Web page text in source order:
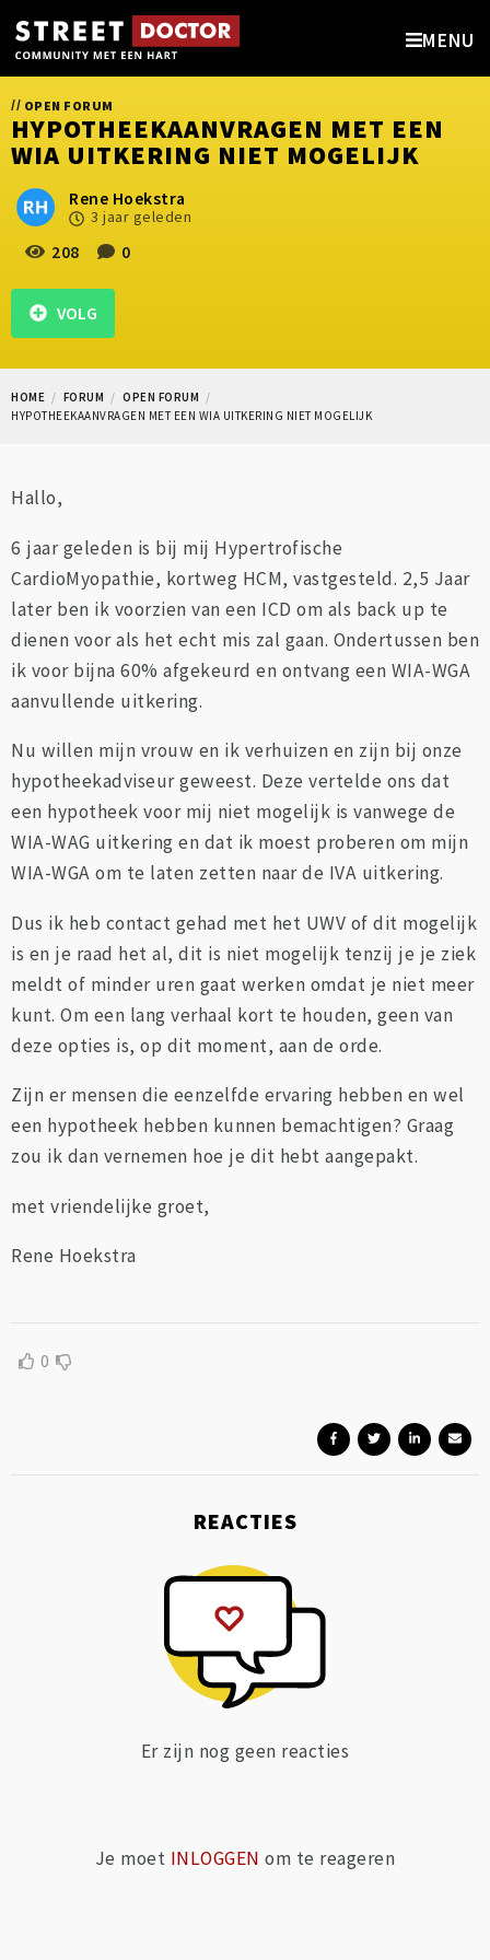
MENU
// OPEN FORUM
HYPOTHEEKAANVRAGEN MET EEN
WIA UITKERING NIET MOGELIJK
Rene Hoekstra
3 jaar geleden
208 0
VOLG
HOME FORUM
OPEN FORUM
HYPOTHEEKAANVRAGEN MET EEN WIA UITKERING NIET MOGELIJK
Hallo,
6 jaar geleden is bij mij Hypertrofische
CardioMyopathie, kortweg HCM, vastgesteld. 2,5 Jaar
later ben ik voorzien van een ICD om als back up te
dienen voor als het echt mis zal gaan. Ondertussen ben
ik voor bijna 60% afgekeurd en ontvang een WIA-WGA
aanvullende uitkering.
Nu willen mijn vrouw en ik verhuizen en zijn bij onze
hypotheekadviseur geweest. Deze vertelde ons dat
een hypotheek voor mij niet mogelijk is vanwege de
WIA-WAG uitkering en dat ik moest proberen om mijn
WIA-WGA om te laten zetten naar de IVA uitkering.
Dus ik heb contact gehad met het UWV of dit mogelijk
is en je raad het al, dit is niet mogelijk tenzij je je ziek
meldt of minder uren gaat werken omdat je niet meer
kunt. Om een lang verhaal kort te houden, geen van
deze opties is, op dit moment, aan de orde.
Zijn er mensen die eenzelfde ervaring hebben en wel
een hypotheek hebben kunnen bemachtigen? Graag
zou ik dan vernemen hoe je dit hebt aangepakt.
met vriendelijke groet,
Rene Hoekstra
0
REACTIES
Er zijn nog geen reacties
Je moet INLOGGEN om te reageren